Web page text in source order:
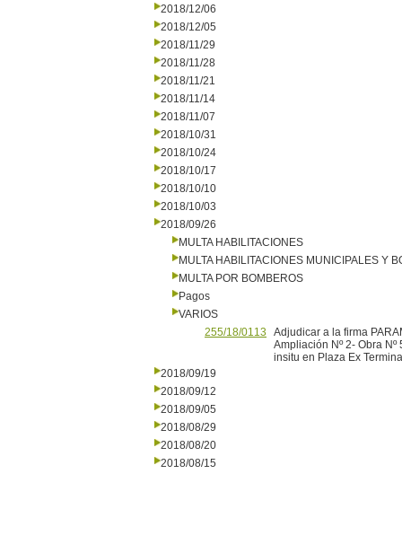
2018/12/06
2018/12/05
2018/11/29
2018/11/28
2018/11/21
2018/11/14
2018/11/07
2018/10/31
2018/10/24
2018/10/17
2018/10/10
2018/10/03
2018/09/26
MULTA HABILITACIONES
MULTA HABILITACIONES MUNICIPALES Y
MULTA POR BOMBEROS
Pagos
VARIOS
255/18/0113
Adjudicar a la firma
Ampliación Nº 2- Obra
insitu en Plaza Ex
2018/09/19
2018/09/12
2018/09/05
2018/08/29
2018/08/20
2018/08/15